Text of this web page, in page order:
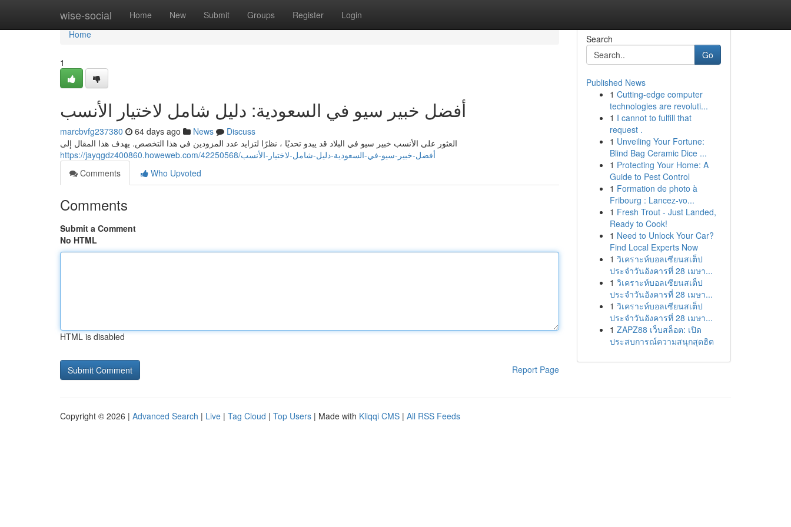
wise-social Home New Submit Groups Register Login
Home
Home
1
أفضل خبير سيو في السعودية: دليل شامل لاختيار الأنسب
marcbvfg237380 64 days ago News
Discuss
العثور على الأنسب خبير سيو في البلاد قد يبدو تحديًا ، نظرًا لتزايد عدد المزودين في هذا التخصص. يهدف هذا المقال إلى
https://jayqgdz400860.howeweb.com/42250568/أفضل-خبير-سيو-في-السعودية-دليل-شامل-لاختيار-الأنسب
Comments
Who Upvoted
Comments
Submit a Comment
No HTML
HTML is disabled
Report Page
Search
Go
Published News
1 Cutting-edge computer
technologies are revoluti...
1 I cannot to fulfill that
request .
1 Unveiling Your Fortune:
Blind Bag Ceramic Dice ...
1 Protecting Your Home: A
Guide to Pest Control
1 Formation de photo à
Fribourg : Lancez-vo...
1 Fresh Trout - Just Landed,
Ready to Cook!
1 Need to Unlock Your Car?
Find Local Experts Now
1 วิเคราะห์บอลเซียนสเต็ป
ประจำวันอังคารที่ 28 เมษา...
1 วิเคราะห์บอลเซียนสเต็ป
ประจำวันอังคารที่ 28 เมษา...
1 วิเคราะห์บอลเซียนสเต็ป
ประจำวันอังคารที่ 28 เมษา...
1 ZAPZ88 เว็บสล็อต: เปิด
ประสบการณ์ความสนุกสุดฮิต
Copyright © 2026 | Advanced Search | Live | Tag Cloud | Top Users | Made with Kliqqi CMS | All RSS Feeds